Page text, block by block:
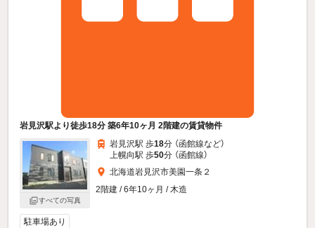
岩見沢駅より徒歩18分 築6年10ヶ月 2階建の賃貸物件
すべての写真
岩見沢駅 歩18分 （函館線など）
上幌向駅 歩50分 （函館線）
北海道岩見沢市美園一条２
2階建 / 6年10ヶ月 / 木造
駐車場あり